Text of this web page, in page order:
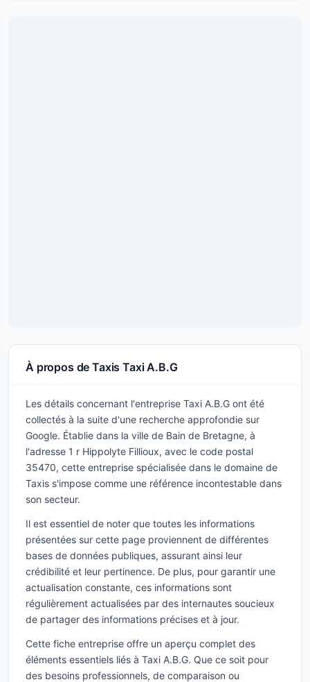
À propos de Taxis Taxi A.B.G
Les détails concernant l'entreprise Taxi A.B.G ont été
collectés à la suite d'une recherche approfondie sur
Google. Établie dans la ville de Bain de Bretagne, à
l'adresse 1 r Hippolyte Fillioux, avec le code postal
35470, cette entreprise spécialisée dans le domaine de
Taxis s'impose comme une référence incontestable dans
son secteur.
Il est essentiel de noter que toutes les informations
présentées sur cette page proviennent de différentes
bases de données publiques, assurant ainsi leur
crédibilité et leur pertinence. De plus, pour garantir une
actualisation constante, ces informations sont
régulièrement actualisées par des internautes soucieux
de partager des informations précises et à jour.
Cette fiche entreprise offre un aperçu complet des
éléments essentiels liés à Taxi A.B.G. Que ce soit pour
des besoins professionnels, de comparaison ou